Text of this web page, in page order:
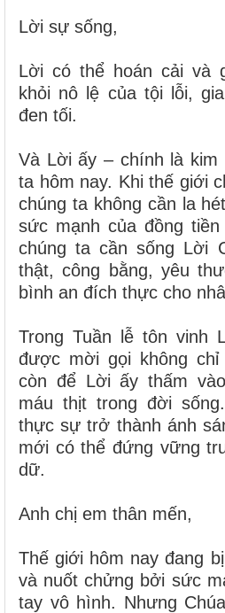
Lời sự sống,
Lời có thể hoán cải và
khỏi nô lệ của tội lỗi,
đen tối.
Và Lời ấy – chính là kim
ta hôm nay. Khi thế giới
chúng ta không cần la
sức mạnh của đồng
chúng ta cần sống Lời
thật, công bằng, yêu
bình an đích thực cho
Trong Tuần lễ tôn vinh
được mời gọi không
còn để Lời ấy thấm
máu thịt trong đời
thực sự trở thành ánh
mới có thể đứng vững
dữ.
Anh chị em thân mến,
Thế giới hôm nay đang
và nuốt chửng bởi sức
tay vô hình. Nhưng